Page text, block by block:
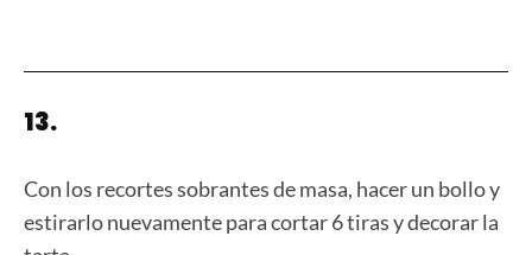
13.
Con los recortes sobrantes de masa, hacer un bollo y
estirarlo nuevamente para cortar 6 tiras y decorar la